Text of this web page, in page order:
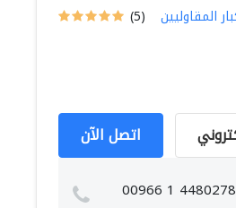
(5) المقاوليين
اتصل الآن
00966 1 4480278